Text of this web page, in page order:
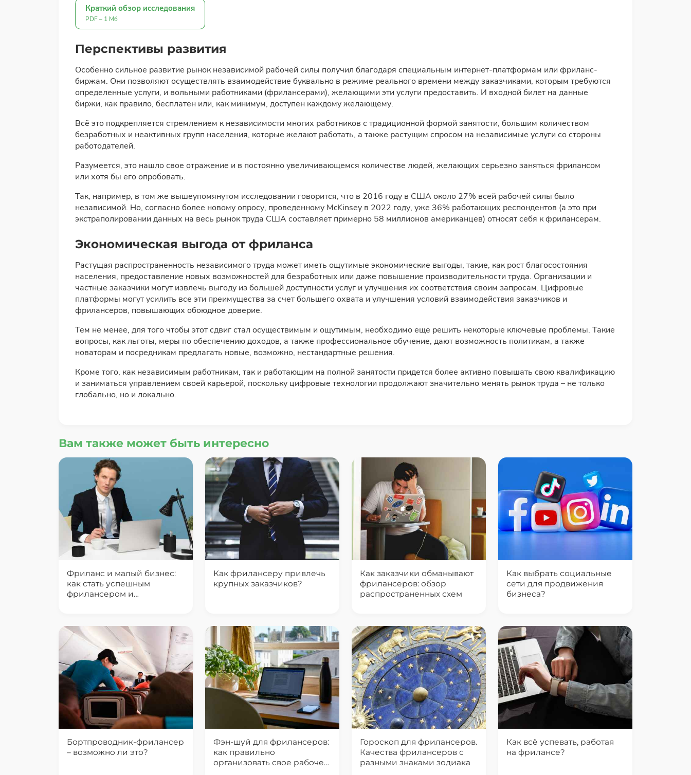
Краткий обзор исследования
PDF – 1 Мб
Перспективы развития
Особенно сильное развитие рынок независимой рабочей силы получил благодаря специальным интернет-платформам или фриланс-
биржам. Они позволяют осуществлять взаимодействие буквально в режиме реального времени между заказчиками, которым требуются
определенные услуги, и вольными работниками (фрилансерами), желающими эти услуги предоставить. И входной билет на данные
биржи, как правило, бесплатен или, как минимум, доступен каждому желающему.
Всё это подкрепляется стремлением к независимости многих работников с традиционной формой занятости, большим количеством
безработных и неактивных групп населения, которые желают работать, а также растущим спросом на независимые услуги со стороны
работодателей.
Разумеется, это нашло свое отражение и в постоянно увеличивающемся количестве людей, желающих серьезно заняться фрилансом
или хотя бы его опробовать.
Так, например, в том же вышеупомянутом исследовании говорится, что в 2016 году в США около 27% всей рабочей силы было
независимой. Но, согласно более новому опросу, проведенному McKinsey в 2022 году, уже 36% работающих респондентов (а это при
экстраполировании данных на весь рынок труда США составляет примерно 58 миллионов американцев) относят себя к фрилансерам.
Экономическая выгода от фриланса
Растущая распространенность независимого труда может иметь ощутимые экономические выгоды, такие, как рост благосостояния
населения, предоставление новых возможностей для безработных или даже повышение производительности труда. Организации и
частные заказчики могут извлечь выгоду из большей доступности услуг и улучшения их соответствия своим запросам. Цифровые
платформы могут усилить все эти преимущества за счет большего охвата и улучшения условий взаимодействия заказчиков и
фрилансеров, повышающих обоюдное доверие.
Тем не менее, для того чтобы этот сдвиг стал осуществимым и ощутимым, необходимо еще решить некоторые ключевые проблемы. Такие
вопросы, как льготы, меры по обеспечению доходов, а также профессиональное обучение, дают возможность политикам, а также
новаторам и посредникам предлагать новые, возможно, нестандартные решения.
Кроме того, как независимым работникам, так и работающим на полной занятости придется более активно повышать свою квалификацию
и заниматься управлением своей карьерой, поскольку цифровые технологии продолжают значительно менять рынок труда – не только
глобально, но и локально.
Вам также может быть интересно
Фриланс и малый бизнес:
как стать успешным
фрилансером и
Как фрилансеру привлечь
крупных заказчиков?
Как заказчики обманывают
фрилансеров: обзор
распространенных схем
Как выбрать социальные
сети для продвижения
бизнеса?
Бортпроводник-фрилансер
– возможно ли это?
Фэн-шуй для фрилансеров:
как правильно
организовать свое рабочее
Гороскоп для фрилансеров.
Качества фрилансеров с
разными знаками зодиака
Как всё успевать, работая
на фрилансе?